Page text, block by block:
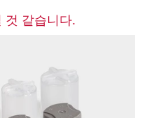
것 같습니다.